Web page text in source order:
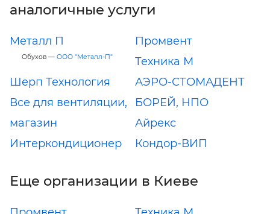
аналогичные услуги
Металл П
Обухов — ООО "Металл-П"
Промвент
Техника М
Шерп Технология
АЭРО-СТОМАДЕНТ
Все для вентиляции,
магазин
БОРЕЙ, НПО
Айрекс
Интеркондиционер
Кондор-ВИП
Еще организации в Киеве